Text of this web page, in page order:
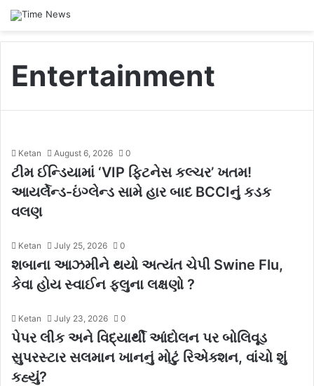
Entertainment
Ketan August 6, 2026 0
ટીમ ઈન્ડિયામાં ‘VIP ફિટનેસ કલ્ચર’ ખતમ!
આયર્લેન્ડ-ઇંગ્લેન્ડ સામે હાર બાદ BCCIનું કડક
વલણ
Ketan July 25, 2026 0
શબાના આઝમીને થયો અત્યંત ચેપી Swine Flu,
કેવા હોય સ્વાઈન ફ્લુના લક્ષણો ?
Ketan July 23, 2026 0
પેપર લીક અને વિદ્યાર્થી આંદોલન પર બોલિવૂડ
સુપરસ્ટાર સલમાન ખાનનું મોટું રિએક્શન, વાંચો શું
કહ્યું?